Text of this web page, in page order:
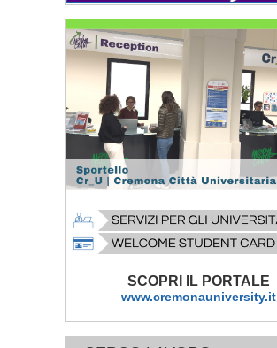
SCOPRI IL PORTALE
www.cremonauniversity.it